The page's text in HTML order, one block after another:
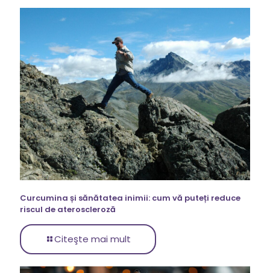
Curcumina și sănătatea inimii: cum vă puteți reduce
riscul de ateroscleroză
Citeşte mai mult